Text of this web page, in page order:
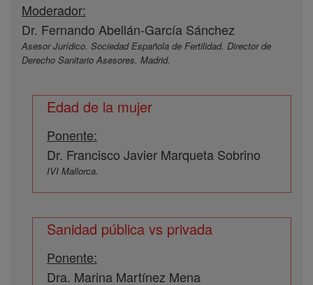
Moderador:
Dr. Fernando Abellán-García Sánchez
Asesor Jurídico. Sociedad Española de Fertilidad. Director de
Derecho Sanitario Asesores. Madrid.
Edad de la mujer
Ponente:
Dr. Francisco Javier Marqueta Sobrino
IVI Mallorca.
Sanidad pública vs privada
Ponente:
Dra. Marina Martínez Mena